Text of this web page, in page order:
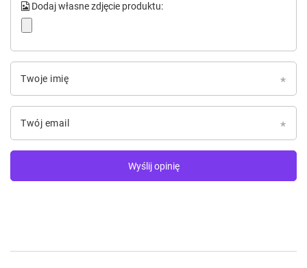
Dodaj własne zdjęcie produktu:
Twoje imię
Twój email
Wyślij opinię